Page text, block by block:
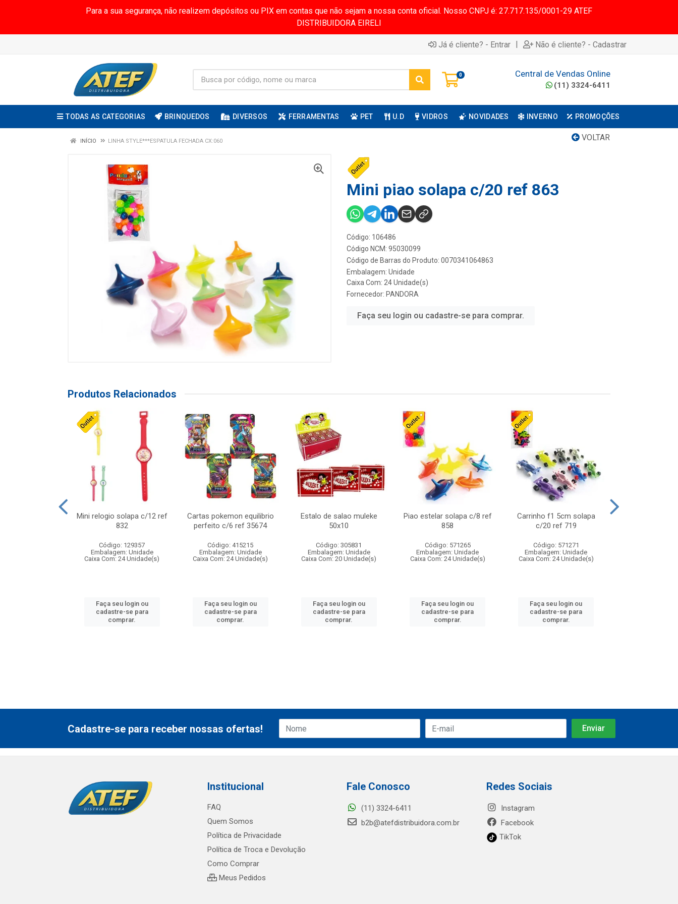
Para a sua segurança, não realizem depósitos ou PIX em contas que não sejam a nossa conta oficial. Nosso CNPJ é: 27.717.135/0001-29 ATEF
DISTRIBUIDORA EIRELI
Já é cliente? - Entrar | Não é cliente? - Cadastrar
0 Central de Vendas Online
(11) 3324-6411
TODAS AS CATEGORIAS BRINQUEDOS DIVERSOS FERRAMENTAS PET U.D VIDROS NOVIDADES INVERNO PROMOÇÕES
VOLTAR
INÍCIO LINHA STYLE***ESPATULA FECHADA CX:060
Mini piao solapa c/20 ref 863
Código: 106486
Código NCM: 95030099
Código de Barras do Produto: 0070341064863
Embalagem: Unidade
Caixa Com: 24 Unidade(s)
Fornecedor: PANDORA
Faça seu login ou cadastre-se para comprar.
Produtos Relacionados
Mini relogio solapa c/12 ref
832
Código: 129357
Embalagem: Unidade
Caixa Com: 24 Unidade(s)
Faça seu login ou
cadastre-se para
comprar.
Cartas pokemon equilibrio
perfeito c/6 ref 35674
Código: 415215
Embalagem: Unidade
Caixa Com: 24 Unidade(s)
Faça seu login ou
cadastre-se para
comprar.
Estalo de salao muleke
50x10
Código: 305831
Embalagem: Unidade
Caixa Com: 20 Unidade(s)
Faça seu login ou
cadastre-se para
comprar.
Piao estelar solapa c/8 ref
858
Código: 571265
Embalagem: Unidade
Caixa Com: 24 Unidade(s)
Faça seu login ou
cadastre-se para
comprar.
Carrinho f1 5cm solapa
c/20 ref 719
Código: 571271
Embalagem: Unidade
Caixa Com: 24 Unidade(s)
Faça seu login ou
cadastre-se para
comprar.
Cadastre-se para receber nossas ofertas!
Institucional
FAQ
Quem Somos
Política de Privacidade
Política de Troca e Devolução
Como Comprar
Meus Pedidos
Fale Conosco
(11) 3324-6411
b2b@atefdistribuidora.com.br
Redes Sociais
Instagram
Facebook
TikTok